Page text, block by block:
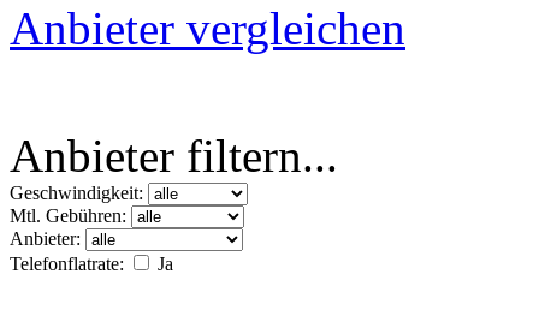
Anbieter vergleichen
Anbieter filtern...
Geschwindigkeit:
Mtl. Gebühren:
Anbieter:
Telefonflatrate:
Ja